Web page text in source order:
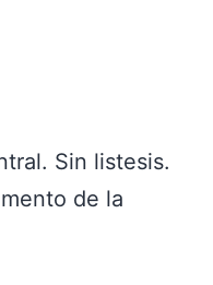
Sin listesis.
de la